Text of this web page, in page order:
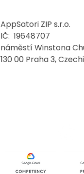
AppSatori ZIP s.r.o.
IČ: 19648707
náměstí Winstona
130 00 Praha 3,